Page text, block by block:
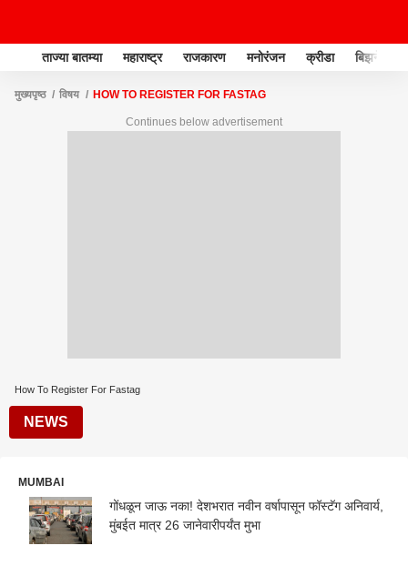
ताज्या बातम्या महाराष्ट्र राजकारण मनोरंजन क्रीडा बिझनेस
मुख्यपृष्ठ विषय HOW TO REGISTER FOR FASTAG
Continues below advertisement
How To Register For Fastag
NEWS
MUMBAI
गोंधळून जाऊ नका! देशभरात नवीन वर्षापासून फॉस्टॅग अनिवार्य,
मुंबईत मात्र 26 जानेवारीपर्यंत मुभा